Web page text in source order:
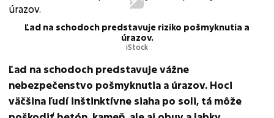
Ľad na schodoch predstavuje riziko pošmyknutia a
úrazov.
iStock
Ľad na schodoch predstavuje vážne
nebezpečenstvo pošmyknutia a úrazov. Hoci
väčšina ľudí inštinktívne siaha po soli, tá môže